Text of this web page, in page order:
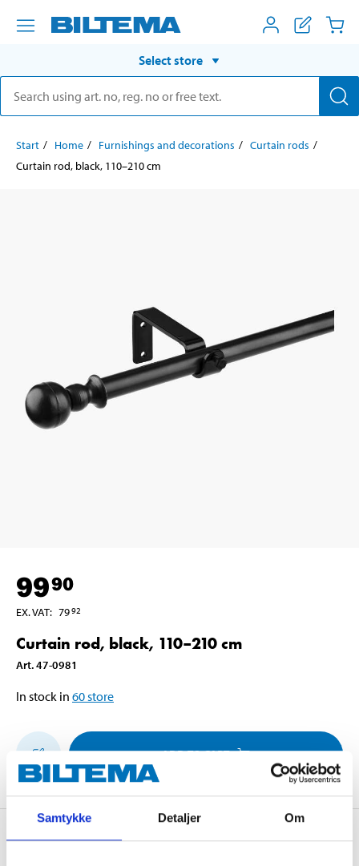
Samtykke Detaljer Om
Select store
Start Home Furnishings and decorations
Curtain rods
Curtain rod, black, 110–210 cm
9990
EX. VAT: 7992
Curtain rod, black, 110–210 cm
Art.47-0981
In stock in 60store
ADD TO CART
Description